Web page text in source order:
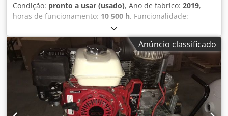
Condição: pronto a usar (usado), Ano de fabrico: 2019,
horas de funcionamento: 10 500 h, Funcionalidade:
, peso total:
(101,97 cv), vazão volumétrica:476 m³/h, pressão (máx.):
13 barra
, tipo de refrigeração: ar, Equipamento:Placa de
identificação disponível, documentação / manual
compressor de parafuso em bom estado, funcionando
perfeitamente, 75 kW, com controlo de frequência.
Csdpfszrihrsx Agrerf
Anúncio classificado